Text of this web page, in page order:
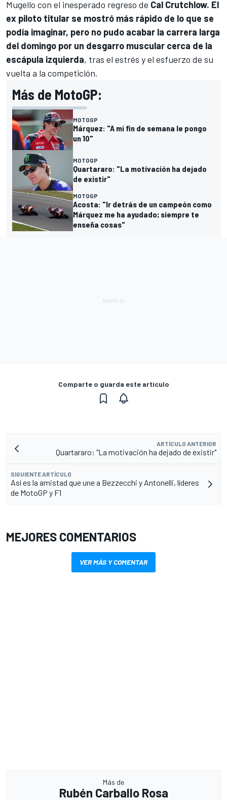
Mugello con el inesperado regreso de Cal Crutchlow. El
ex piloto titular se mostró más rápido de lo que se
podía imaginar, pero no pudo acabar la carrera larga
del domingo por un desgarro muscular cerca de la
escápula izquierda, tras el estrés y el esfuerzo de su
vuelta a la competición.
Más de MotoGP:
MOTOGP
Márquez: "A mi fin de semana le pongo
un 10"
MOTOGP
Quartararo: "La motivación ha dejado
de existir"
MOTOGP
Acosta: "Ir detrás de un campeón como
Márquez me ha ayudado; siempre te
enseña cosas"
Comparte o guarda este artículo
ARTÍCULO ANTERIOR
Quartararo: "La motivación ha dejado de existir"
SIGUIENTE ARTÍCULO
Así es la amistad que une a Bezzecchi y Antonelli, líderes
de MotoGP y F1
MEJORES COMENTARIOS
VER MÁS Y COMENTAR
Más de
Rubén Carballo Rosa